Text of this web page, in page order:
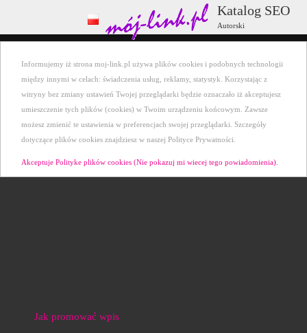
Informujemy iż strona moj-link.pl używa plików cookies i podobnych technologii
między innymi w celach: świadczenia usług, reklamy, statystyk. Korzystając z
witryny bez zmiany ustawień Twojej przeglądarki będzie oznaczało iż akceptujesz
umieszczenie tych plików (cookies) w Twoim urządzeniu końcowym. Zawsze
możesz zmienić te ustawienia w preferencjach swojej przeglądarki. Szczegóły
dotyczące plików cookies znajdziesz w naszej Polityce Prywatności.
Akceptuje Polityke plików cookies (Nie pokazuj mi wiecej tego powiadomienia).
Katalog SEO
Autorski
Ostatnio dodane
Kontakt
Jak promować wpis